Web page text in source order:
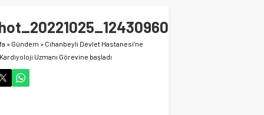
krizi sonucu hayatını
Gündem
» Gündem » Cihanbeyli Devlet Hastanesi’ne
Uzmanı Görevine başladı